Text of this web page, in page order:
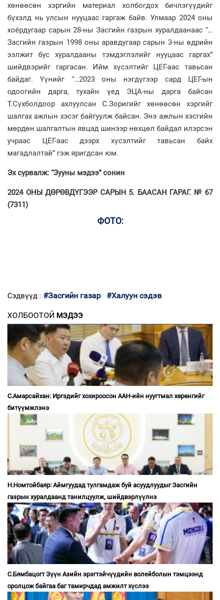
хөнөөсөн хэргийн материал холбогдох бичлэгүүдийг
бүхэлд нь улсын нууцаас гаргаж байв. Улмаар 2024 оны
хоёрдугаар сарын 28-ны Засгийн газрын хуралдаанаас “…
Засгийн газрын 1998 оны аравдугаар сарын 3-ны өдрийн
ээлжит бус хуралдааны тэмдэглэлийг нууцаас гаргах”
шийдвэрийг гаргасан. Ийм хүсэлтийг ЦЕГ-аас тавьсан
байдаг. Үүнийг “…2023 оны нэгдүгээр сард ЦЕГ-ын
одоогийн дарга, тухайн үед ЭЦА-ны дарга байсан
Т.Сүхболдоор ахлуулсан С.Зоригийг хөнөөсөн хэргийг
шалгах ажлын хэсэг байгуулж байсан. Энэ ажлын хэсгийн
мөрдөн шалгалтын явцад шинээр нөхцөл байдал илэрсэн
учраас ЦЕГ-аас дээрх хүсэлтийг тавьсан байх
магадлалтай” гэж яригдсан юм.
Эх сурвалж: “Зууны мэдээ” сонин
2024 ОНЫ ДӨРӨВДҮГЭЭР САРЫН 5. БААСАН ГАРАГ. № 67
(7311)
ФОТО:
Сэдвүүд : #Засгийн газар #Халуун сэдэв
ХОЛБООТОЙ МЭДЭЭ
С.Амарсайхан: Иргэдийг хохироосон ААН-ийн нуугтмал хөрөнгийг
битүүмжлэнэ
Н.Номтойбаяр: Аймгуудад тулгамдаж буй асуудлуудыг Засгийн
газрын хуралдаанд танилцуулж, шийдвэрлүүлнэ
С.Бямбацогт Зүүн Азийн эрэгтэйчүүдийн волейболын тэмцээнд
оролцож байгаа баг тамирчдад амжилт хүслээ